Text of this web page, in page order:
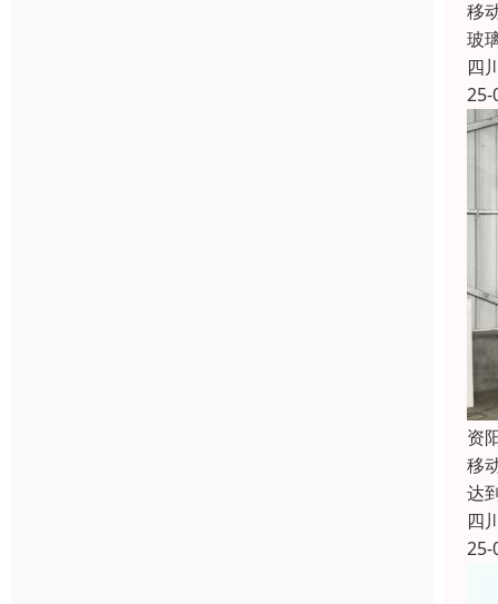
移
玻
四
25-
资
移
达
四
25-